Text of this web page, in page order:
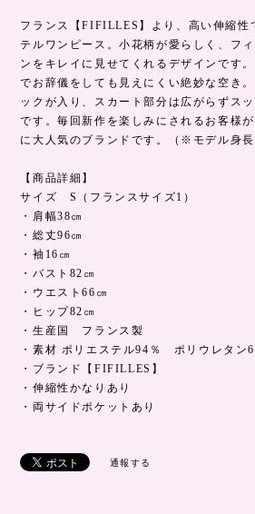
フランス【FIFILLES】より、高い伸縮性
テルワンピース。小花柄が愛らしく、フ
ンをキレイに見せてくれるデザインです
でお辞儀をしても見えにくい絶妙な空き
ックが入り、スカート部分は広がらずス
です。毎回新作を楽しみにされるお客様
に大人気のブランドです。（※モデル身長
【商品詳細】
サイズ S（フランスサイズ1）
・肩幅38㎝
・総丈96㎝
・袖16㎝
・バスト82㎝
・ウエスト66㎝
・ヒップ82㎝
・生産国 フランス製
・素材 ポリエステル94％ ポリウレタン6
・ブランド【FIFILLES】
・伸縮性かなりあり
・両サイドポケットあり
通報する